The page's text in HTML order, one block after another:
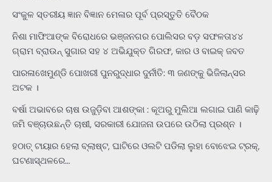
ସଂକୁଳ ସ୍ତରୀୟ ଜ୍ଞାନ ବିଜ୍ଞାନ ମେଳାର ପୂର୍ବ ପ୍ରସ୍ତୁତି ବୈଠକ
ନିଶା ମାଫିଆଙ୍କ ବିରୋଧରେ ଭଞ୍ଜନଗର ପୋଲିସର ବଡ଼ ସଫଳତା୪୪
ଗ୍ରାମ ବ୍ରାଉନ୍ ସୁଗାର ସହ ୪ ଅଭିଯୁକ୍ତ ଗିରଫ, କାର ଓ ବାଇକ୍ ଜବତ
ପାରଳାଖେମୁଣ୍ଡି ପୋଖରୀ ପୁନରୁଦ୍ଧାର ଦୁର୍ନୀତି: ୩ ଜଣଙ୍କୁ ଭିଜିଲାନ୍ସର
ଅଟକ ।
ବର୍ଷା ଅଭାବରେ ଚାଷ ଉଜୁଡ଼ିବା ଆଶଙ୍କା : କୂଅରୁ ମୁଲିଆ ଲଗାଇ ପାଣି କାଢ଼ି
ଜମି ବଞ୍ଚାଉଛନ୍ତି ଚାଷୀ, ସରକାରୀ ଯୋଜନା ଉପରେ ଉଠିଲା ପ୍ରଶ୍ନ ।
ହଠାତ୍‌ ଟାୟାର ହେଲା ବ୍ଲାଷ୍ଟ, ଘାଟିରେ ଓଲଟି ପଡିଲା ଲୁହା ବୋଝେଇ ଟ୍ରକ୍‌,
ଘଟଣାସ୍ଥଳରେ…